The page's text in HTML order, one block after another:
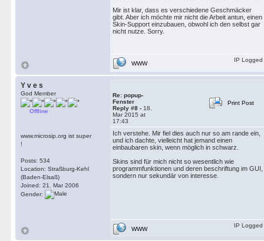
Mir ist klar, dass es verschiedene Geschmäcker
gibt. Aber ich möchte mir nicht die Arbeit antun, einen
Skin-Support einzubauen, obwohl ich den selbst gar
nicht nutze. Sorry.
WWW
IP Logged
Y v e s
God Member
Offline
www.microsip.org ist super
!
Posts: 534
Location: Straßburg-Kehl
(Baden-Elsaß)
Joined: 21. Mar 2006
Gender:
Re: popup-
Fenster
Reply #8 - 18.
Mar 2015 at
17:43
Print Post
Ich verstehe. Mir fiel dies auch nur so am rande ein,
und ich dachte, vielleicht hat jemand einen
einbaubaren skin, wenn möglich in schwarz.
Skins sind für mich nicht so wesentlich wie
programmfunktionen und deren beschriftung im GUI,
sondern nur sekundär von interesse.
WWW
IP Logged